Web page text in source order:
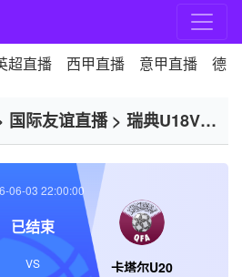
超直播 西甲直播 意甲直播 德
国际友谊直播> 瑞典U18VS
卡塔尔U20
06-03 22:00:00
已结束
VS